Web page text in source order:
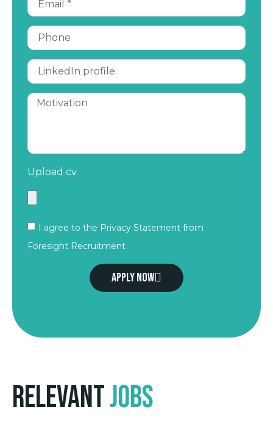
Upload cv
I agree to the Privacy Statement from
Foresight Recruitment
Apply now
RelevantJobs